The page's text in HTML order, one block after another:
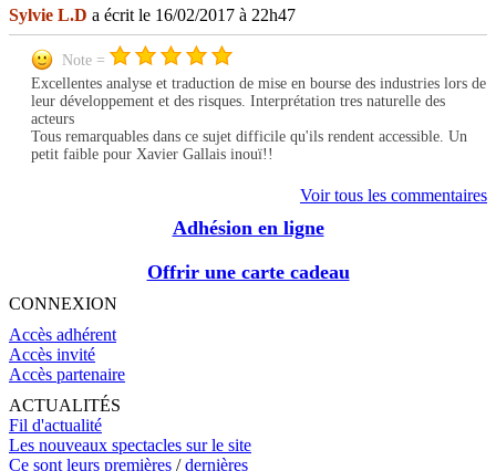
Sylvie L.D a écrit le 16/02/2017 à 22h47
Note =
Excellentes analyse et traduction de mise en bourse des industries lors de
leur développement et des risques. Interprétation tres naturelle des
acteurs
Tous remarquables dans ce sujet difficile qu'ils rendent accessible. Un
petit faible pour Xavier Gallais inouï!!
Voir tous les commentaires
Adhésion en ligne
Offrir une carte cadeau
CONNEXION
Accès adhérent
Accès invité
Accès partenaire
ACTUALITÉS
Fil d'actualité
Les nouveaux spectacles sur le site
Ce sont leurs premières /dernières